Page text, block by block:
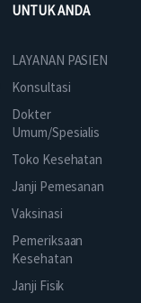
UNTUK ANDA
LAYANAN PASIEN
Konsultasi
Dokter
Umum/Spesialis
Toko Kesehatan
Janji Pemesanan
Vaksinasi
Pemeriksaan
Kesehatan
Janji Fisik